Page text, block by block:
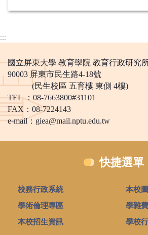
:::
國立屏東大學 教育學院 教育行政研究
90003 屏東市民生路4-18號
(民生校區 五育樓 東側 4樓)
TEL ：08-7663800#31101
FAX：08-7224143
e-mail： giea@mail.nptu.edu.tw
快捷選單
校務行政系統
本校
學術倫理專區
學雜
本校招生資訊
學校